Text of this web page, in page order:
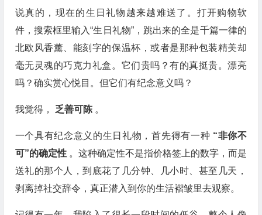
说真的，现在的生日礼物越来越难送了。打开购物软
件，搜索框里输入“生日礼物”，跳出来的全是千篇一律的
北欧风香薰、能刻字的保温杯，或者是那种包装精美却
毫无灵魂的巧克力礼盒。它们贵吗？有的真挺贵。漂亮
吗？确实赏心悦目。但它们有纪念意义吗？
我觉得， 乏善可陈 。
一个具有纪念意义的生日礼物，首先得有一种 “非你不
可”的确定性 。这种确定性不是指价格签上的数字，而是
送礼的那个人，到底花了几分钟、几小时、甚至几天，
剥离掉社交辞令，真正潜入到你的生活褶皱里去观察。